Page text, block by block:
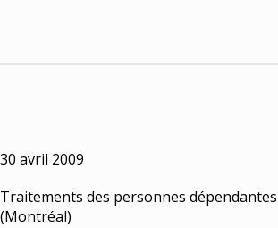
30 avril 2009
Traitements des personnes
(Montréal)